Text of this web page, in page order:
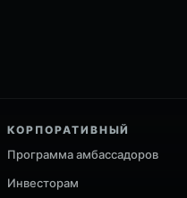
КОРПОРАТИВНЫЙ
Программа амбассадоров
Инвесторам